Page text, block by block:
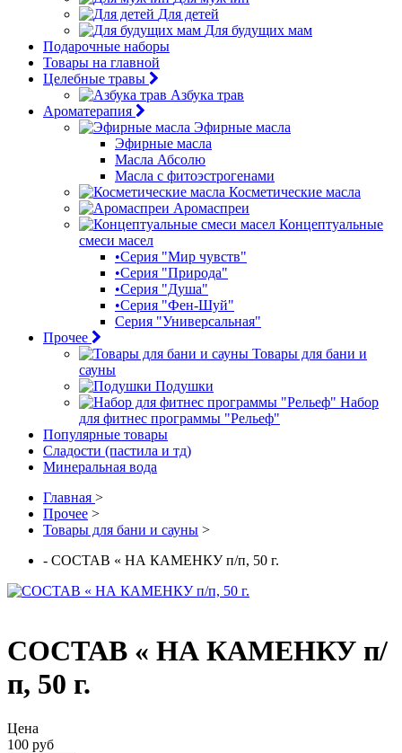
Для детей
Для будущих мам
Подарочные наборы
Товары на главной
Целебные травы
Азбука трав
Ароматерапия
Эфирные масла
Эфирные масла
Масла Абсолю
Масла с фитоэстрогенами
Косметические масла
Аромаспреи
Концептуальные
смеси масел
•Серия "Мир чувств"
•Серия "Природа"
•Серия "Душа"
•Серия "Фен-Шуй"
Серия "Универсальная"
Прочее
Товары для бани и
сауны
Подушки
Набор
для фитнес программы "Рельеф"
Популярные товары
Сладости (пастила и тд)
Минеральная вода
Главная >
Прочее >
Товары для бани и сауны >
- СОСТАВ « НА КАМЕНКУ п/п, 50 г.
СОСТАВ « НА КАМЕНКУ п/
п, 50 г.
Цена
100 руб